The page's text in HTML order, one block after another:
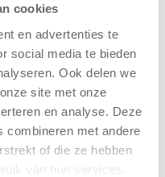
cookies
en advertenties te
social media te bieden
Ook delen we
site met onze
en analyse. Deze
combineren met andere
of die ze hebben
van hun services.
Dan berekent
op basis van uw
toeslag u recht heeft.
studie recht geeft
Bekijk hethier.
elkaar.Dat heeft
En doe de